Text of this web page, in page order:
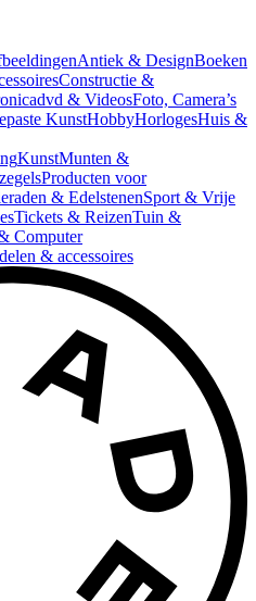
Antiek & DesignBoeken
Constructie &
dvd & VideosFoto, Camera’s
KunstHobbyHorlogesHuis &
KunstMunten &
Producten voor
& EdelstenenSport & Vrije
Tickets & ReizenTuin &
Computer
& accessoires